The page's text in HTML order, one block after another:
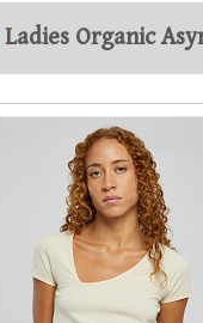
Ladies Organic